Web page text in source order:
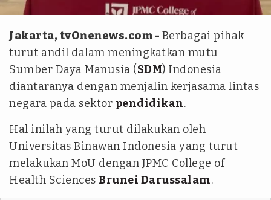
Jakarta, tvOnenews.com - Berbagai pihak
turut andil dalam meningkatkan mutu
Sumber Daya Manusia (SDM) Indonesia
diantaranya dengan menjalin kerjasama lintas
negara pada sektor pendidikan.
Hal inilah yang turut dilakukan oleh
Universitas Binawan Indonesia yang turut
melakukan MoU dengan JPMC College of
Health Sciences Brunei Darussalam.